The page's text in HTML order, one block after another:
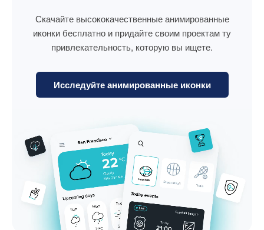
Скачайте высококачественные анимированные
иконки бесплатно и придайте своим проектам ту
привлекательность, которую вы ищете.
Исследуйте анимированные иконки